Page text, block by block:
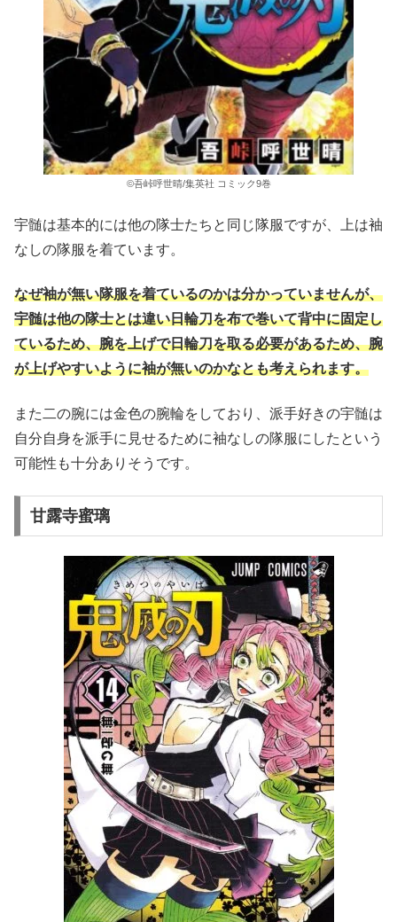
©吾峠呼世晴/集英社 コミック9巻
宇髄は基本的には他の隊士たちと同じ隊服ですが、上は袖
なしの隊服を着ています。
なぜ袖が無い隊服を着ているのかは分かっていませんが、
宇髄は他の隊士とは違い日輪刀を布で巻いて背中に固定し
ているため、腕を上げで日輪刀を取る必要があるため、腕
が上げやすいように袖が無いのかなとも考えられます。
また二の腕には金色の腕輪をしており、派手好きの宇髄は
自分自身を派手に見せるために袖なしの隊服にしたという
可能性も十分ありそうです。
甘露寺蜜璃